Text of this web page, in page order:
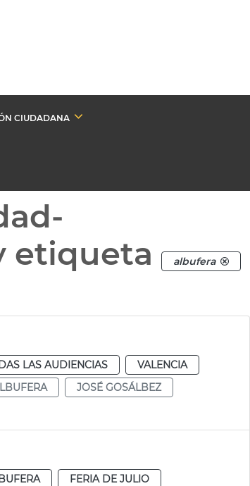
CIUDADANA
etiqueta albufera
LAS AUDIENCIAS
VALENCIA
JOSÉ GOSÁLBEZ
FERIA DE JULIO